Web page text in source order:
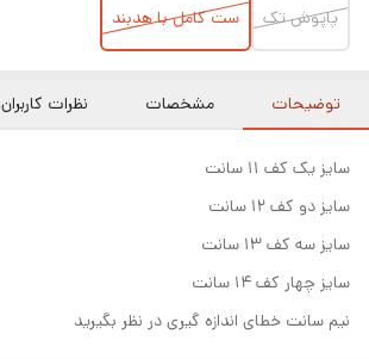
پاپوش تک ست کامل با هدبند
توضیحات مشخصات نظرات کاربران
سایز یک کف ۱۱ سانت
سایز دو کف ۱۲ سانت
سایز سه کف ۱۳ سانت
سایز چهار کف ۱۴ سانت
نیم سانت خطای اندازه گیری در نظر بگیرید